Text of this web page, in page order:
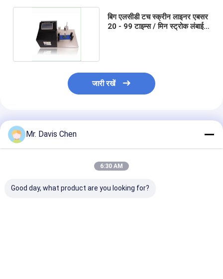
बिग एलसीडी टच स्क्रीन लाइनर एबसर
20 - 99 टाइम्स / मिन स्ट्रोक लंबाई
जारी रखें
अनुशंसित उत्पाद
Mr. Davis Chen
6:30 AM
Good day, what product are you looking for?